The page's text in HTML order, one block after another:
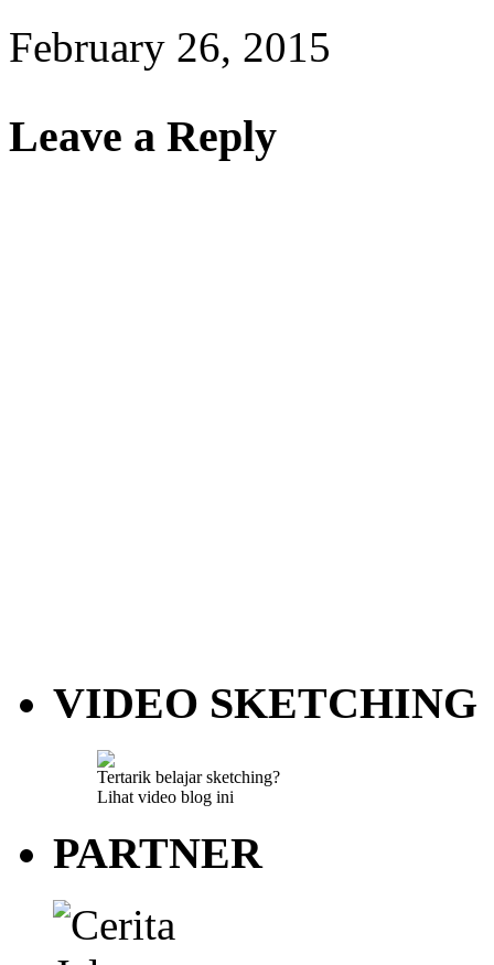
February 26, 2015
Leave a Reply
VIDEO SKETCHING
Tertarik belajar sketching?
Lihat video blog ini
PARTNER